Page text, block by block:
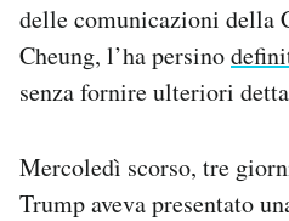
delle comunicazioni della
Cheung, l’ha persino
senza fornire ulteriori
Mercoledì scorso, tre
Trump aveva presentato